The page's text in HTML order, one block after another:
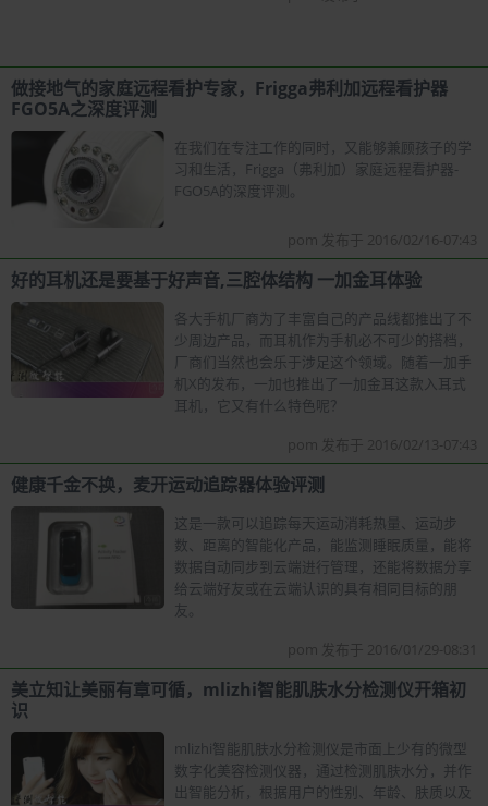
做接地气的家庭远程看护专家，Frigga弗利加远程看护器
FGO5A之深度评测
在我们在专注工作的同时，又能够兼顾孩子的学
习和生活，Frigga（弗利加）家庭远程看护器-
FGO5A的深度评测。
pom 发布于 2016/02/16-07:43
好的耳机还是要基于好声音,三腔体结构 一加金耳体验
各大手机厂商为了丰富自己的产品线都推出了不
少周边产品，而耳机作为手机必不可少的搭档，
厂商们当然也会乐于涉足这个领域。随着一加手
机X的发布，一加也推出了一加金耳这款入耳式
耳机，它又有什么特色呢？
pom 发布于 2016/02/13-07:43
健康千金不换，麦开运动追踪器体验评测
这是一款可以追踪每天运动消耗热量、运动步
数、距离的智能化产品，能监测睡眠质量，能将
数据自动同步到云端进行管理，还能将数据分享
给云端好友或在云端认识的具有相同目标的朋
友。
pom 发布于 2016/01/29-08:31
美立知让美丽有章可循，mlizhi智能肌肤水分检测仪开箱初
识
mlizhi智能肌肤水分检测仪是市面上少有的微型
数字化美容检测仪器，通过检测肌肤水分，并作
出智能分析，根据用户的性别、年龄、肤质以及